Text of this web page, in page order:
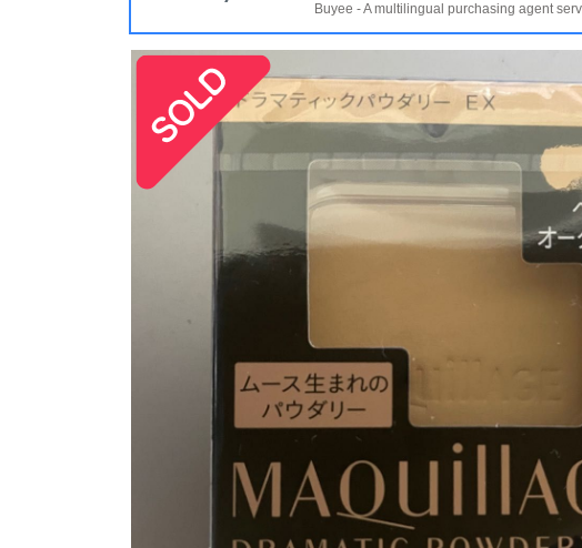
Buyee - A multilingual purchasing agent